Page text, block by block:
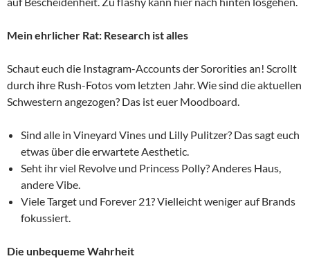
Mein ehrlicher Rat: Research ist alles
Schaut euch die Instagram-Accounts der Sororities an! Scrollt
durch ihre Rush-Fotos vom letzten Jahr. Wie sind die aktuellen
Schwestern angezogen? Das ist euer Moodboard.
Sind alle in Vineyard Vines und Lilly Pulitzer? Das sagt euch
etwas über die erwartete Aesthetic.
Seht ihr viel Revolve und Princess Polly? Anderes Haus,
andere Vibe.
Viele Target und Forever 21? Vielleicht weniger auf Brands
fokussiert.
Die unbequeme Wahrheit